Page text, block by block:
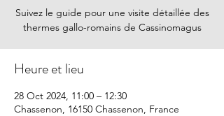
Suivez le guide pour une visite détaillée des
thermes gallo-romains de Cassinomagus
Heure et lieu
28 Oct 2024, 11:00 – 12:30
Chassenon, 16150 Chassenon, France